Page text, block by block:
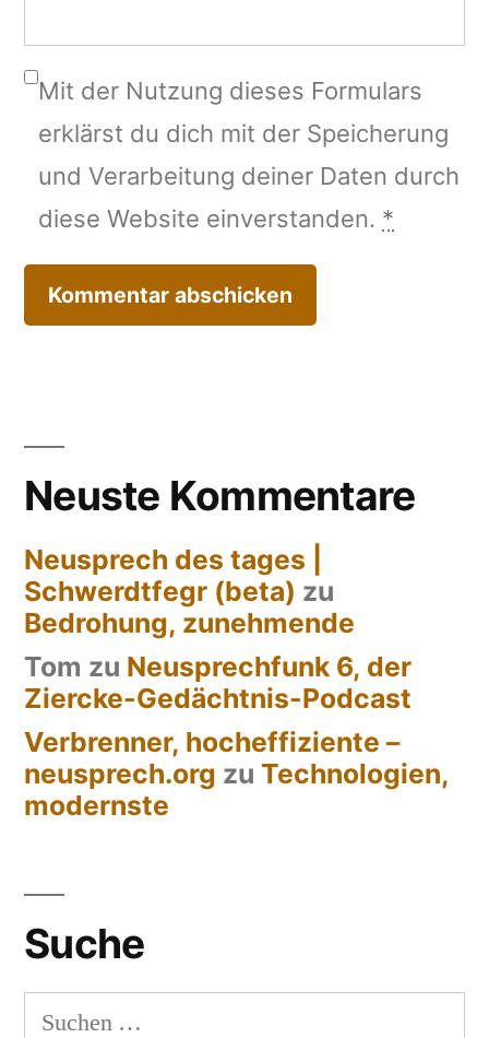
Mit der Nutzung dieses Formulars
erklärst du dich mit der Speicherung
und Verarbeitung deiner Daten durch
diese Website einverstanden. *
Neuste Kommentare
Neusprech des tages |
Schwerdtfegr (beta) zu
Bedrohung, zunehmende
Tom zu Neusprechfunk 6, der
Ziercke-Gedächtnis-Podcast
Verbrenner, hocheffiziente –
neusprech.org zu Technologien,
modernste
Suche
Suchen